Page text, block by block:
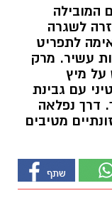
המובילה
לשגרה
לתפריט
עשיר. מרק
על מיץ
עם גבינת
דרך נפלאה
מטיבים